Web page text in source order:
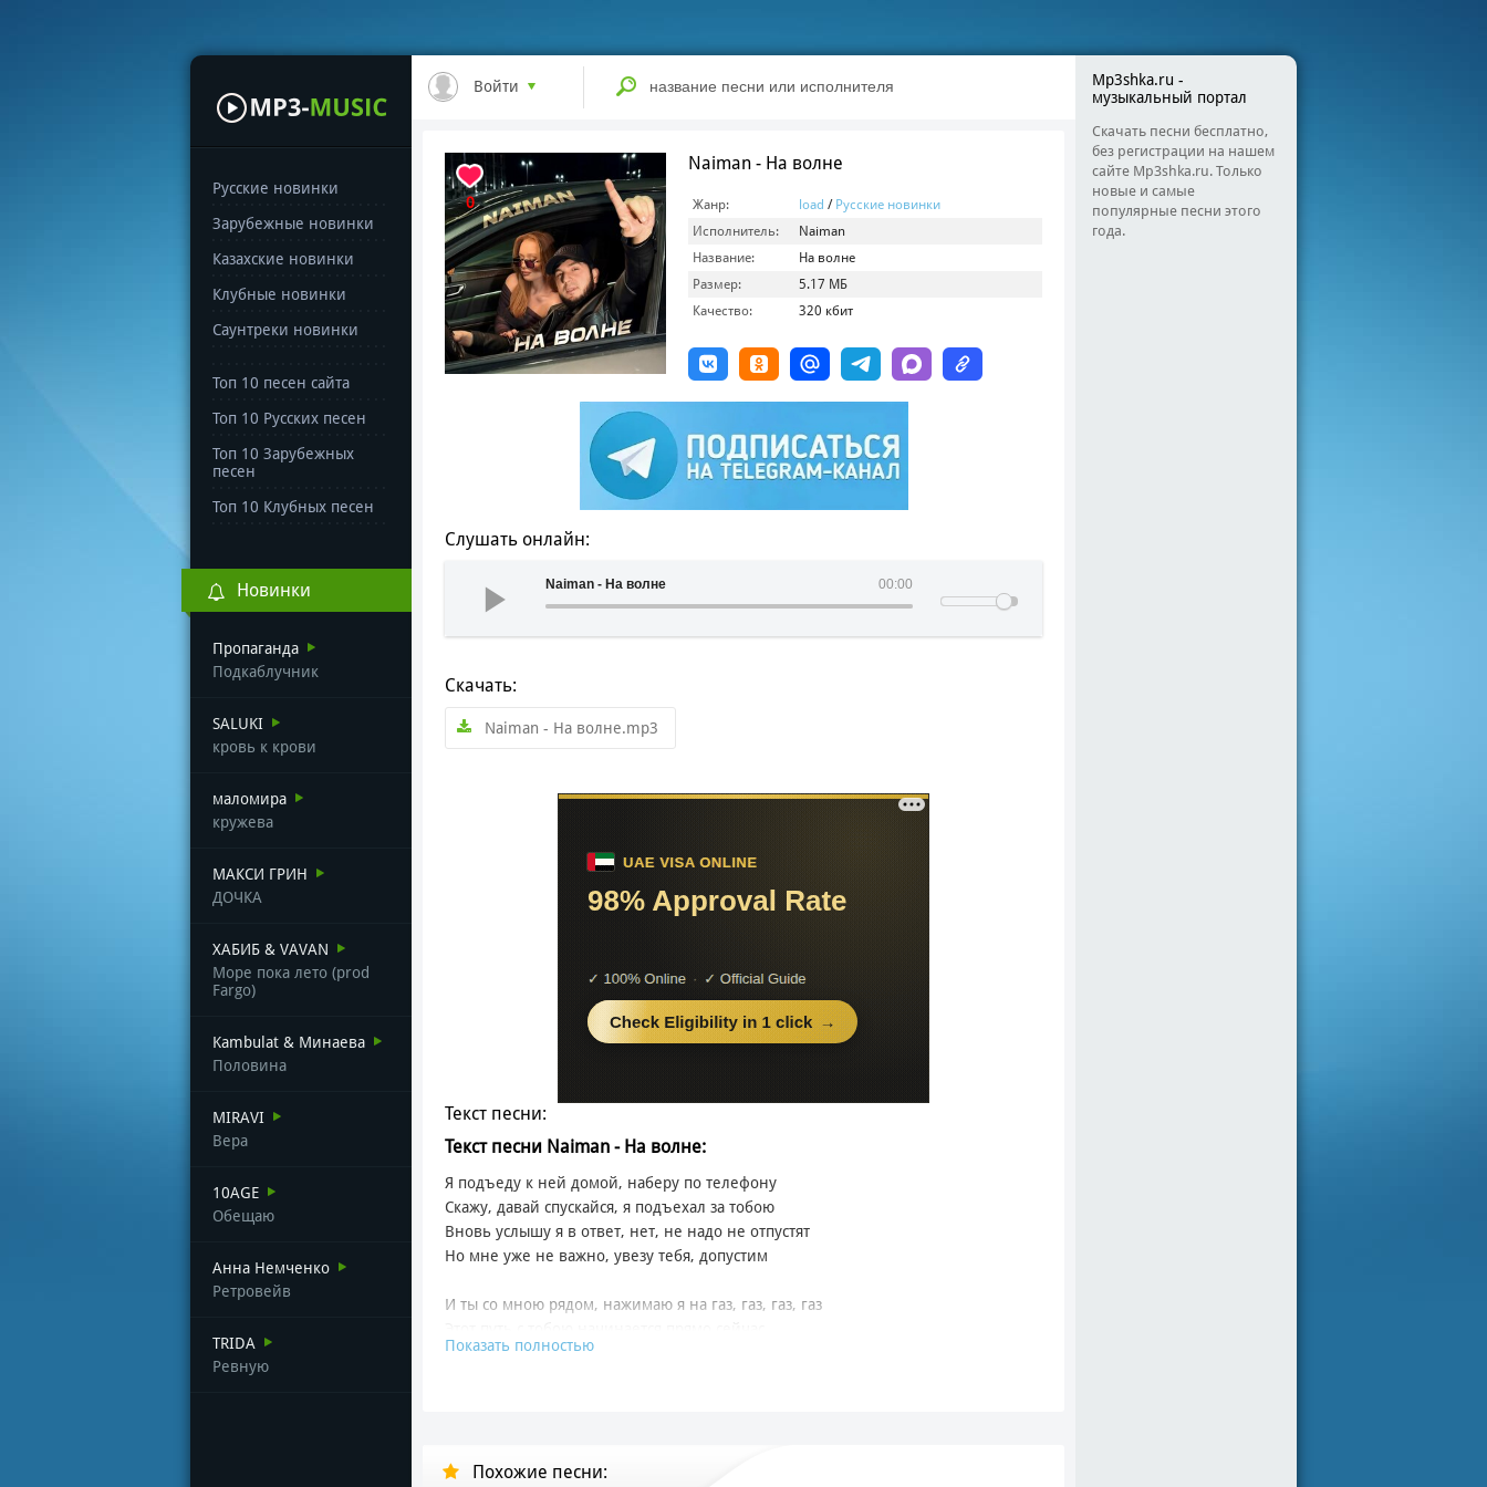
Русские новинки
Зарубежные новинки
Казахские новинки
Клубные новинки
Саунтреки новинки
Топ 10 песен сайта
Топ 10 Русских песен
Топ 10 Зарубежных
песен
Топ 10 Клубных песен
Новинки
Пропаганда
Подкаблучник
SALUKI
кровь к крови
маломира
кружева
МАКСИ ГРИН
ДОЧКА
ХАБИБ & VAVAN
Море пока лето (prod
Fargo)
Kambulat & Минаева
Половина
MIRAVI
Вера
10AGE
Обещаю
Анна Немченко
Ретровейв
TRIDA
Ревную
Войти
0
Naiman - На волне
Жанр: load / Русские новинки
Исполнитель:
Naiman
Название:
На волне
Размер:
5.17 МБ
Качество:
320 кбит
Слушать онлайн:
00:00
Naiman - На волне
Скачать:
Naiman - На волне.mp3
Текст песни:
Текст песни Naiman - На волне:
Я подъеду к ней домой, наберу по телефону
Скажу, давай спускайся, я подъехал за тобою
Вновь услышу я в ответ, нет, не надо не отпустят
Но мне уже не важно, увезу тебя, допустим
И ты со мною рядом, нажимаю я на газ, газ, газ, газ
И теперь уже никто не догонит нас
Дорога, ночь, так ярко светят вдали фонари
Показать полностью
Похожие песни:
Mp3shka.ru -
музыкальный портал
Скачать песни бесплатно,
без регистрации на нашем
сайте Mp3shka.ru. Только
новые и самые
популярные песни этого
года.